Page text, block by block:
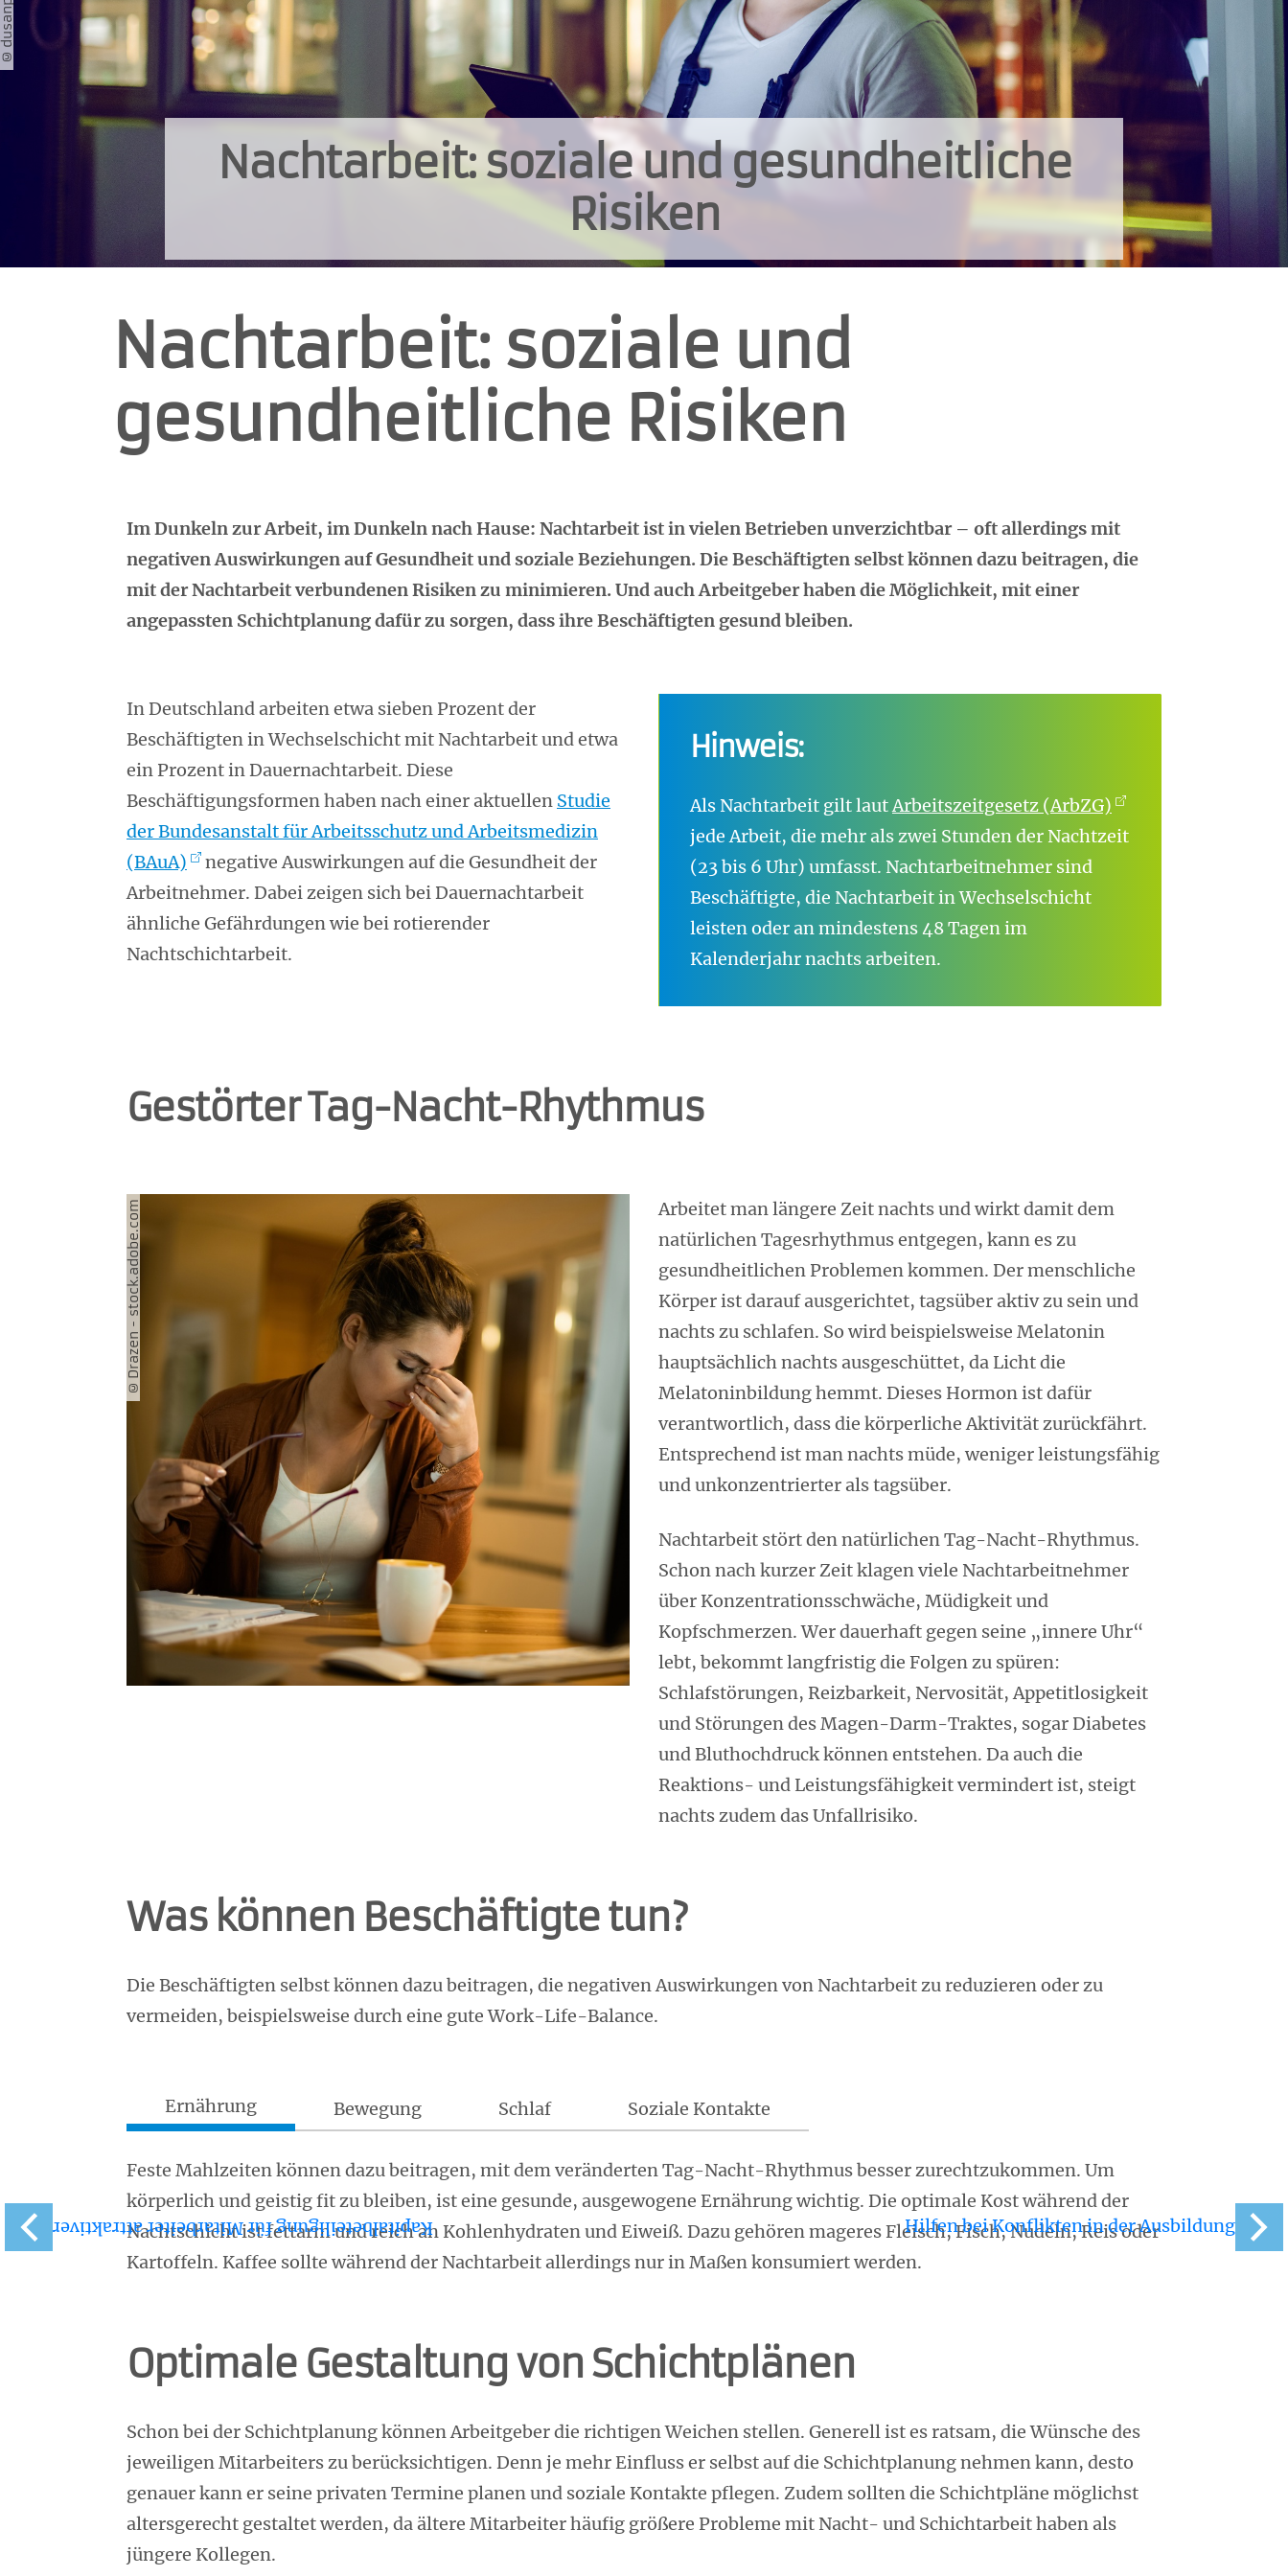
Nachtarbeit: soziale und gesundheitliche
Risiken
Nachtarbeit: soziale und
gesundheitliche Risiken
Im Dunkeln zur Arbeit, im Dunkeln nach Hause: Nachtarbeit ist in vielen Betrieben unverzichtbar – oft allerdings mit
negativen Auswirkungen auf Gesundheit und soziale Beziehungen. Die Beschäftigten selbst können dazu beitragen, die
mit der Nachtarbeit verbundenen Risiken zu minimieren. Und auch Arbeitgeber haben die Möglichkeit, mit einer
angepassten Schichtplanung dafür zu sorgen, dass ihre Beschäftigten gesund bleiben.
In Deutschland arbeiten etwa sieben Prozent der
Beschäftigten in Wechselschicht mit Nachtarbeit und etwa
ein Prozent in Dauernachtarbeit. Diese
Beschäftigungsformen haben nach einer aktuellen Studie
der Bundesanstalt für Arbeitsschutz und Arbeitsmedizin
(BAuA)
negative Auswirkungen auf die Gesundheit der
Arbeitnehmer. Dabei zeigen sich bei Dauernachtarbeit
ähnliche Gefährdungen wie bei rotierender
Nachtschichtarbeit.
Hinweis:
Als Nachtarbeit gilt lautArbeitszeitgesetz (ArbZG)
jede Arbeit, die mehr als zwei Stunden der Nachtzeit
(23 bis 6 Uhr) umfasst. Nachtarbeitnehmer sind
Beschäftigte, die Nachtarbeit in Wechselschicht
leisten oder an mindestens 48 Tagen im
Kalenderjahr nachts arbeiten.
Gestörter Tag-Nacht-Rhythmus
©Drazen - stock.adobe.com
Arbeitet man längere Zeit nachts und wirkt damit dem
natürlichen Tagesrhythmus entgegen, kann es zu
gesundheitlichen Problemen kommen. Der menschliche
Körper ist darauf ausgerichtet, tagsüber aktiv zu sein und
nachts zu schlafen. So wird beispielsweise Melatonin
hauptsächlich nachts ausgeschüttet, da Licht die
Melatoninbildung hemmt. Dieses Hormon ist dafür
verantwortlich, dass die körperliche Aktivität zurückfährt.
Entsprechend ist man nachts müde, weniger leistungsfähig
und unkonzentrierter als tagsüber.
Nachtarbeit stört den natürlichen Tag-Nacht-Rhythmus.
Schon nach kurzer Zeit klagen viele Nachtarbeitnehmer
über Konzentrationsschwäche, Müdigkeit und
Kopfschmerzen. Wer dauerhaft gegen seine „innere Uhr“
lebt, bekommt langfristig die Folgen zu spüren:
Schlafstörungen, Reizbarkeit, Nervosität, Appetitlosigkeit
und Störungen des Magen-Darm-Traktes, sogar Diabetes
und Bluthochdruck können entstehen. Da auch die
Reaktions- und Leistungsfähigkeit vermindert ist, steigt
nachts zudem das Unfallrisiko.
Was können Beschäftigte tun?
Die Beschäftigten selbst können dazu beitragen, die negativen Auswirkungen von Nachtarbeit zu reduzieren oder zu
vermeiden, beispielsweise durch eine gute Work-Life-Balance.
Ernährung Bewegung Schlaf Soziale Kontakte
Feste Mahlzeiten können dazu beitragen, mit dem veränderten Tag-Nacht-Rhythmus besser zurechtzukommen. Um
körperlich und geistig fit zu bleiben, ist eine gesunde, ausgewogene Ernährung wichtig. Die optimale Kost während der
Nachtschicht ist fettarm und reich an Kohlenhydraten und Eiweiß. Dazu gehören mageres Fleisch, Fisch, Nudeln, Reis oder
Kartoffeln. Kaffee sollte während der Nachtarbeit allerdings nur in Maßen konsumiert werden.
Optimale Gestaltung von Schichtplänen
Schon bei der Schichtplanung können Arbeitgeber die richtigen Weichen stellen. Generell ist es ratsam, die Wünsche des
jeweiligen Mitarbeiters zu berücksichtigen. Denn je mehr Einfluss er selbst auf die Schichtplanung nehmen kann, desto
genauer kann er seine privaten Termine planen und soziale Kontakte pflegen. Zudem sollten die Schichtpläne möglichst
altersgerecht gestaltet werden, da ältere Mitarbeiter häufig größere Probleme mit Nacht- und Schichtarbeit haben als
jüngere Kollegen.
Kapitalbeteiligung für Mitarbeiter attraktiver Hilfen bei Konflikten in der Ausbildung